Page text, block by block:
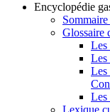
Encyclopédie
Glossaire
Les
Les
Les
Les